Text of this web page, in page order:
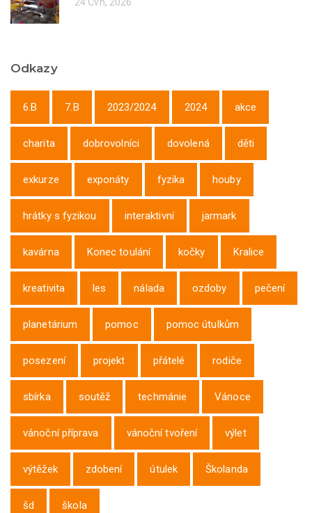
24 Čvn, 2026
Odkazy
6.B 7.B 2023/2024 2024 akce
charita dobrovolníci dovolená děti
exkurze exponáty fyzika houby
hrátky s fyzikou interaktivní jarmark
kavárna Konec toulání kočky Kralice
kreativita les nálada ozdoby pečení
planetárium pomoc pomoc útulkům
posezení projekt přátelé rodiče
sbírka soutěž techmánie Vánoce
vánoční příprava vánoční tvoření výlet
výtěžek zdobení útulek Školanda
šd škola